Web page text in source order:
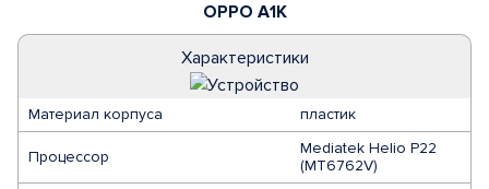
OPPO A1K
Характеристики
Материал корпуса пластик
Процессор
Mediatek Helio P22
(MT6762V)